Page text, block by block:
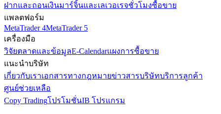
ฝากและถอนเงินมาร์จิ้นและเลเวอเรจชั่วโมงซื้อขาย
แพลตฟอร์ม
MetaTrader 4MetaTrader 5
เครื่องมือ
วิจัยตลาดและข้อมูลE-Calendarแผงการซื้อขาย
แนะนำบริษัท
เกี่ยวกับเราเอกสารทางกฎหมายข่าวสารบริษัทบริการลูกค้า
ศูนย์ช่วยเหลือ
Copy Tradingโปรโมชั่นIB โปรแกรม